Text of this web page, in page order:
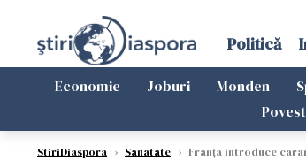
Politică
Economie Joburi Monden
StiriDiaspora › Sanatate › Franța introduce